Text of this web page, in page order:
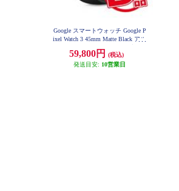
Google スマートウォッチ Google P
ixel Watch 3 45mm Matte Black アル
ド Wi-Fiモデル GA05785US
59,800円
(税込)
発送目安: 10営業日